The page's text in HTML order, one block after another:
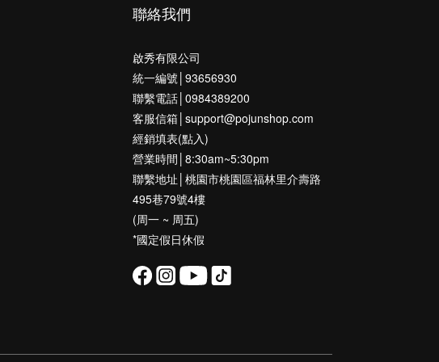
聯絡我們
啟秀有限公司
統一編號│93656930
聯繫電話│0984389200
客服信箱│support@pojunshop.com
經銷填表(點入)
營業時間│8:30am~5:30pm
聯繫地址│桃園市桃園區福林里介壽路
495巷79號4樓
(周一 ~ 周五)
*國定假日休假